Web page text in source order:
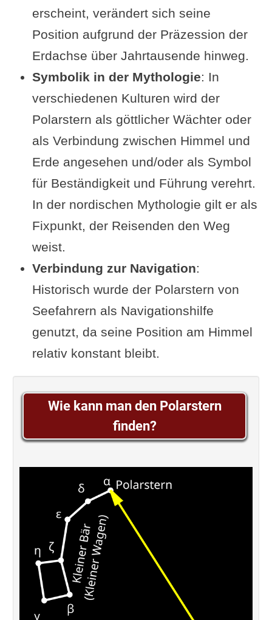
erscheint, verändert sich seine
Position aufgrund der Präzession der
Erdachse über Jahrtausende hinweg.​
Symbolik in der Mythologie: In
verschiedenen Kulturen wird der
Polarstern als göttlicher Wächter oder
als Verbindung zwischen Himmel und
Erde angesehen und/oder als Symbol
für Beständigkeit und Führung verehrt.
In der nordischen Mythologie gilt er als
Fixpunkt, der Reisenden den Weg
weist.
Verbindung zur Navigation:
Historisch wurde der Polarstern von
Seefahrern als Navigationshilfe
genutzt, da seine Position am Himmel
relativ konstant bleibt.
Wie kann man den Polarstern
finden?